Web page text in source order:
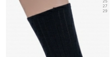
25
27
29